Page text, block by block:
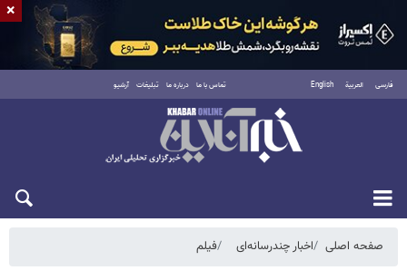
فارسی العربية English تماس با ما درباره ما تبلیغات آرشیو
جمعه ۱۶ مرداد ۱۴۰۵
صفحه اصلی اخبار چندرسانه‌ای فیلم
×